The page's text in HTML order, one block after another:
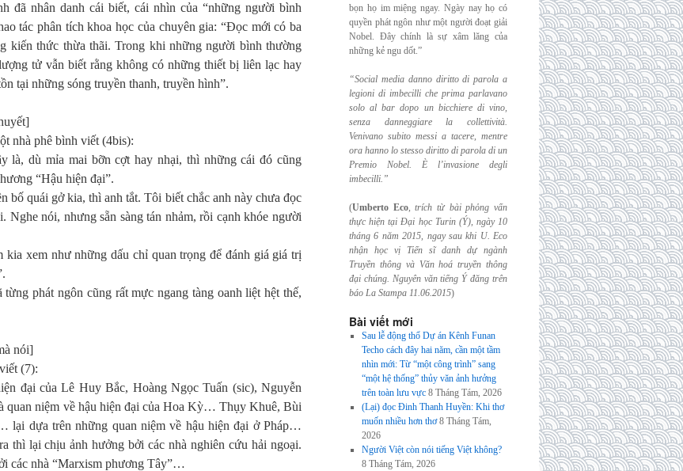
đã nhân danh cái biết, cái nhìn của “những người bình
tác phân tích khoa học của chuyên gia: “Đọc mới có ba
kiến thức thừa thãi. Trong khi những người bình thường
tử vẫn biết rằng không có những thiết bị liên lạc hay
tại những sóng truyền thanh, truyền hình”.
nhà phê bình viết (4bis):
là, dù mỉa mai bỡn cợt hay nhại, thì những cái đó cũng
“Hậu hiện đại”.
bố quái gở kia, thì anh tắt. Tôi biết chắc anh này chưa đọc
Nghe nói, nhưng sẵn sàng tán nhảm, rồi cạnh khóe người
xem như những dấu chỉ quan trọng để đánh giá giá trị
phát ngôn cũng rất mực ngang tàng oanh liệt hệt thế,
nói]
(7):
đại của Lê Huy Bắc, Hoàng Ngọc Tuấn (sic), Nguyễn
niệm về hậu hiện đại của Hoa Kỳ… Thụy Khuê, Bùi
dựa trên những quan niệm về hậu hiện đại ở Pháp…
thì lại chịu ảnh hưởng bởi các nhà nghiên cứu hải ngoại.
các nhà “Marxism phương Tây”…
bọn họ im miệng ngay. Ngày nay họ có
quyền phát ngôn như một người đoạt giải
Nobel. Đây chính là sự xâm lăng của
những kẻ ngu dốt.”
“Social media danno diritto di parola a
legioni di imbecilli che prima parlavano
solo albar dopo un bicchiere di vino,
senza danneggiare la collettività.
Venivano subito messi a tacere, mentre
ora hanno lo stesso diritto di parola di un
Premio Nobel. È l’invasione degli
imbecilli.”
(Umberto Eco,trích từ bài phỏng vấn
thực hiện tại Đại học Turin (Ý), ngày 10
tháng 6 năm 2015, ngay sau khi U. Eco
nhận học vị Tiến sĩ danh dự ngành
Truyền thông và Văn hoá truyền thông
đại chúng. Nguyên văn tiếng Ý đăng trên
báo La Stampa 11.06.2015)
Bài viết mới
Sau lễ động thổ Dự án Kênh Funan
Techo cách đây hai năm, cần một tầm
nhìn mới: Từ “một công trình” sang
“một hệ thống” thủy văn ảnh hưởng
trên toàn lưu vực 8 Tháng Tám, 2026
(Lại) đọc Đinh Thanh Huyền: Khi thơ
muốn nhiều hơn thơ 8 Tháng Tám,
2026
Người Việt còn nói tiếng Việt không?
8 Tháng Tám, 2026